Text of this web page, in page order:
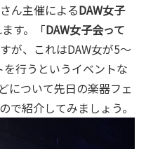
ん主催によるDAW女子
す。「DAW女子会って
が、これはDAW女が5～
行うというイベントな
について先日の楽器フェ
で紹介してみましょう。